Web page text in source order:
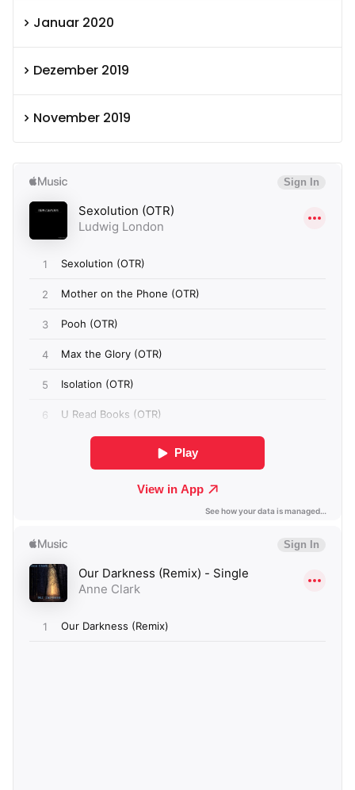
Januar 2020
Dezember 2019
November 2019